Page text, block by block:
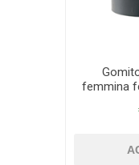
femmina